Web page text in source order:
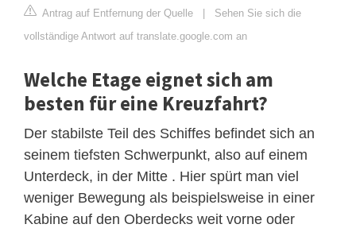
Antrag auf Entfernung der Quelle | Sehen Sie sich die
vollständige Antwort auf translate.google.com an
Welche Etage eignet sich am
besten für eine Kreuzfahrt?
Der stabilste Teil des Schiffes befindet sich an
seinem tiefsten Schwerpunkt, also auf einem
Unterdeck, in der Mitte . Hier spürt man viel
weniger Bewegung als beispielsweise in einer
Kabine auf den Oberdecks weit vorne oder